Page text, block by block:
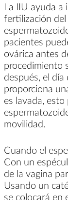
La IIU ayuda a
fertilización
pacientes
ovárica antes
procedimiento
después, el
proporciona
es lavada,
movilidad.
Cuando el
Con un
de la vagina
Usando un
se colocará en